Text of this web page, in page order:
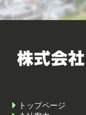
トップページ